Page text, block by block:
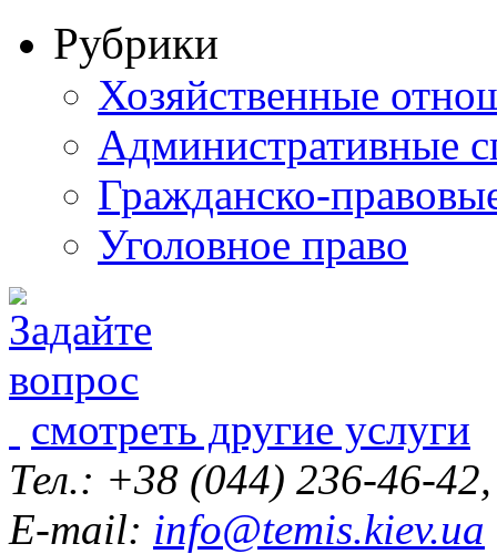
Рубрики
Хозяйственные
Административные
Гражданско-
Уголовное право
смотреть другие услуги
Тел.: +38 (044) 236-46-
E-mail: info@temis.kiev.ua